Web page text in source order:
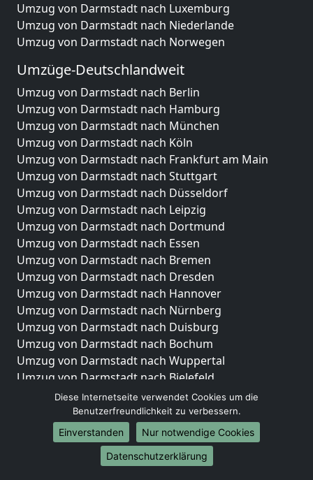
Umzug von Darmstadt nach Luxemburg
Umzug von Darmstadt nach Niederlande
Umzug von Darmstadt nach Norwegen
Umzüge-Deutschlandweit
Umzug von Darmstadt nach Berlin
Umzug von Darmstadt nach Hamburg
Umzug von Darmstadt nach München
Umzug von Darmstadt nach Köln
Umzug von Darmstadt nach Frankfurt am Main
Umzug von Darmstadt nach Stuttgart
Umzug von Darmstadt nach Düsseldorf
Umzug von Darmstadt nach Leipzig
Umzug von Darmstadt nach Dortmund
Umzug von Darmstadt nach Essen
Umzug von Darmstadt nach Bremen
Umzug von Darmstadt nach Dresden
Umzug von Darmstadt nach Hannover
Umzug von Darmstadt nach Nürnberg
Umzug von Darmstadt nach Duisburg
Umzug von Darmstadt nach Bochum
Umzug von Darmstadt nach Wuppertal
Umzug von Darmstadt nach Bielefeld
Umzug von Darmstadt nach Bonn
Umzug von Darmstadt nach Münster
Internationale-Umzüge
Umzug von Darmstadt nach Brasilien
Diese Internetseite verwendet Cookies um die
Benutzerfreundlichkeit zu verbessern.
Einverstanden
Nur notwendige Cookies
Datenschutzerklärung